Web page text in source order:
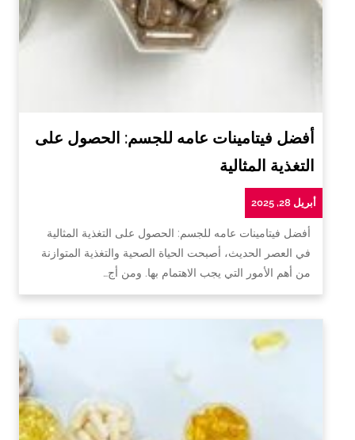
أفضل فيتامينات عامه للجسم: الحصول على
التغذية المثالية
أبريل 28, 2025
أفضل فيتامينات عامه للجسم: الحصول على التغذية المثالية
في العصر الحديث، أصبحت الحياة الصحية والتغذية المتوازنة
من أهم الأمور التي يجب الاهتمام بها. ومن أج…